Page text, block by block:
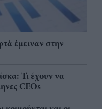
έμειναν στην
Τι έχουν να
CEOs